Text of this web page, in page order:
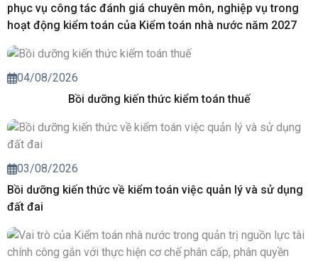
phục vụ công tác đánh giá chuyên môn, nghiệp vụ trong
hoạt động kiểm toán của Kiểm toán nhà nước năm 2027
04/08/2026
Bồi dưỡng kiến thức kiểm toán thuế
03/08/2026
Bồi dưỡng kiến thức về kiểm toán việc quản lý và sử dụng
đất đai